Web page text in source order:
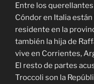
Entre los
Cóndor en Italia están
residente en la
también la hija de
vive en Corrientes,
El resto de partes
Troccoli son la